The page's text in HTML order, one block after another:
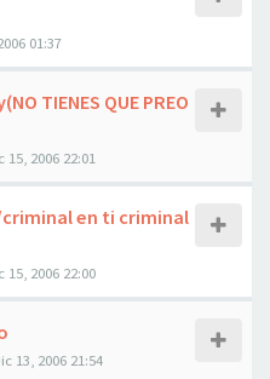
01:37
TIENES QUE PREO
15, 2006 22:01
criminal en ti criminal
15, 2006 22:00
13, 2006 21:54